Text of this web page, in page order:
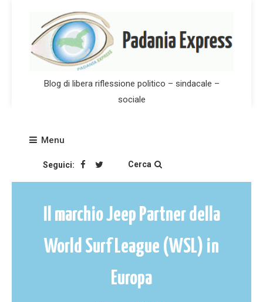
Blog di libera riflessione politico – sindacale –
sociale
Menu
Seguici: Cerca
Il marchio Jeep Partner della
World Surf League (WSL) in
Europa